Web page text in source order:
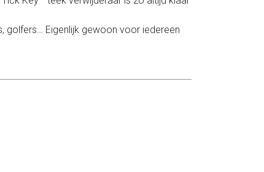
golfers… Eigenlijk gewoon voor iedereen